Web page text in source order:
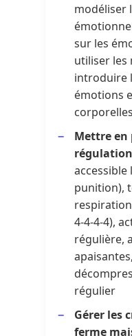
modéliser
sur les
utiliser les
introduire
émotions
corporelles
Mettre en
régulation
punition),
4-4-4-4),
régulière,
régulier
Gérer les
ferme